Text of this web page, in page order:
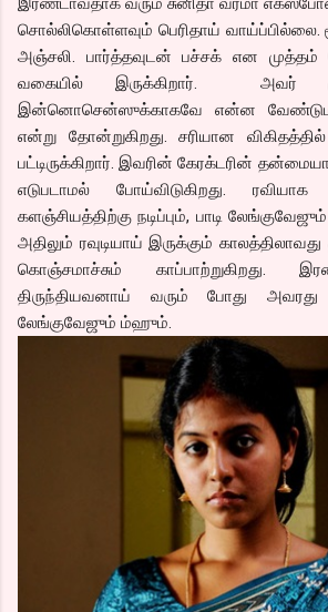
சொல்லிகொள்ளவும் பெரிதாய் வாய்ப்பில்லை.
அஞ்சலி. பார்த்தவுடன் பச்சக் என
வகையில் இருக்கிறார். அவர்
இன்னொசென்ஸுக்காகவே என்ன
என்று தோன்றுகிறது. சரியான
பட்டிருக்கிறார். இவரின் கேரக்டரின்
எடுபடாமல் போய்விடுகிறது.
களஞ்சியத்திற்கு நடிப்பும், பாடி
அதிலும் ரவுடியாய் இருக்கும் காலத்திலாவது
கொஞ்சமாச்சும் காப்பாற்றுகிறது.
திருந்தியவனாய் வரும் போது அவரது
லேங்குவேஜும் ம்ஹும்.